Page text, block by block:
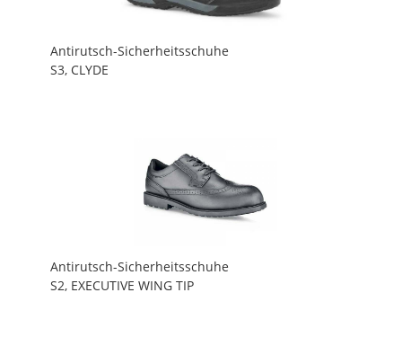
Antirutsch-Sicherheitsschuhe
S3, CLYDE
Antirutsch-Sicherheitsschuhe
S2, EXECUTIVE WING TIP